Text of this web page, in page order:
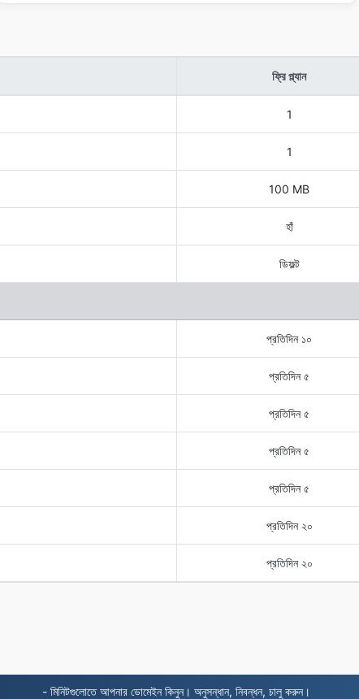
ফ্রি প্ল্যান
1
1
100 MB
হাঁ
ডিফল্ট
প্রতিদিন ১০
প্রতিদিন ৫
প্রতিদিন ৫
প্রতিদিন ৫
প্রতিদিন ৫
প্রতিদিন ২০
প্রতিদিন ২০
- মিনিটগুলোতে আপনার ডোমেইন কিনুন। অনুসন্ধান, নিবন্ধন, চালু করুন।